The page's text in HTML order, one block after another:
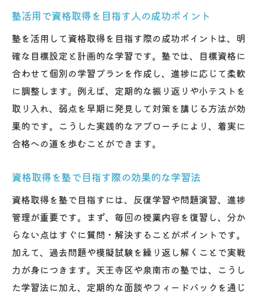
塾活用で資格取得を目指す人の成功ポイント
塾を活用して資格取得を目指す際の成功ポイントは、明
確な目標設定と計画的な学習です。塾では、目標資格に
合わせて個別の学習プランを作成し、進捗に応じて柔軟
に調整します。例えば、定期的な振り返りや小テストを
取り入れ、弱点を早期に発見して対策を講じる方法が効
果的です。こうした実践的なアプローチにより、着実に
合格への道を歩むことができます。
資格取得を塾で目指す際の効果的な学習法
資格取得を塾で目指すには、反復学習や問題演習、進捗
管理が重要です。まず、毎回の授業内容を復習し、分か
らない点はすぐに質問・解決することがポイントです。
加えて、過去問題や模擬試験を繰り返し解くことで実戦
力が身につきます。天王寺区や泉南市の塾では、こうし
た学習法に加え、定期的な面談やフィードバックを通じ